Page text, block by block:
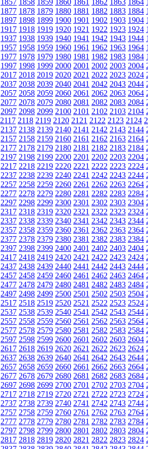
1857 1858 1859 1860 1861 1862 1863 1864
1877 1878 1879 1880 1881 1882 1883 1884
1897 1898 1899 1900 1901 1902 1903 1904
1917 1918 1919 1920 1921 1922 1923 1924
1937 1938 1939 1940 1941 1942 1943 1944
1957 1958 1959 1960 1961 1962 1963 1964
1977 1978 1979 1980 1981 1982 1983 1984
1997 1998 1999 2000 2001 2002 2003 2004
2017 2018 2019 2020 2021 2022 2023 2024
2037 2038 2039 2040 2041 2042 2043 2044
2057 2058 2059 2060 2061 2062 2063 2064
2077 2078 2079 2080 2081 2082 2083 2084
2097 2098 2099 2100 2101 2102 2103 2104
2117 2118 2119 2120 2121 2122 2123 2124
2137 2138 2139 2140 2141 2142 2143 2144
2157 2158 2159 2160 2161 2162 2163 2164
2177 2178 2179 2180 2181 2182 2183 2184
2197 2198 2199 2200 2201 2202 2203 2204
2217 2218 2219 2220 2221 2222 2223 2224
2237 2238 2239 2240 2241 2242 2243 2244
2257 2258 2259 2260 2261 2262 2263 2264
2277 2278 2279 2280 2281 2282 2283 2284
2297 2298 2299 2300 2301 2302 2303 2304
2317 2318 2319 2320 2321 2322 2323 2324
2337 2338 2339 2340 2341 2342 2343 2344
2357 2358 2359 2360 2361 2362 2363 2364
2377 2378 2379 2380 2381 2382 2383 2384
2397 2398 2399 2400 2401 2402 2403 2404
2417 2418 2419 2420 2421 2422 2423 2424
2437 2438 2439 2440 2441 2442 2443 2444
2457 2458 2459 2460 2461 2462 2463 2464
2477 2478 2479 2480 2481 2482 2483 2484
2497 2498 2499 2500 2501 2502 2503 2504
2517 2518 2519 2520 2521 2522 2523 2524
2537 2538 2539 2540 2541 2542 2543 2544
2557 2558 2559 2560 2561 2562 2563 2564
2577 2578 2579 2580 2581 2582 2583 2584
2597 2598 2599 2600 2601 2602 2603 2604
2617 2618 2619 2620 2621 2622 2623 2624
2637 2638 2639 2640 2641 2642 2643 2644
2657 2658 2659 2660 2661 2662 2663 2664
2677 2678 2679 2680 2681 2682 2683 2684
2697 2698 2699 2700 2701 2702 2703 2704
2717 2718 2719 2720 2721 2722 2723 2724
2737 2738 2739 2740 2741 2742 2743 2744
2757 2758 2759 2760 2761 2762 2763 2764
2777 2778 2779 2780 2781 2782 2783 2784
2797 2798 2799 2800 2801 2802 2803 2804
2817 2818 2819 2820 2821 2822 2823 2824